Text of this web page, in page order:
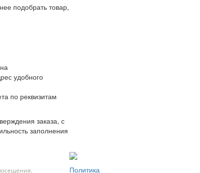
подобрать товар,
удобного
по реквизитам
заказа, с
заполнения
Политика